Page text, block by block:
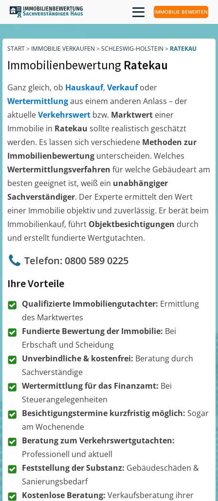
IMMOBILIE BEWERTEN
START> IMMOBILIE VERKAUFEN > SCHLESWIG-HOLSTEIN > RATEKAU
Immobilienbewertung Ratekau
Ganz gleich, ob Hauskauf, Verkaufoder
Wertermittlungaus einem anderen Anlass – der
aktuelleVerkehrswert bzw. Marktwert einer
Immobilie in Ratekau sollte realistisch geschätzt
werden. Es lassen sich verschiedene Methoden zur
Immobilienbewertung unterscheiden. Welches
Wertermittlungsverfahren für welche Gebäudeart am
besten geeignet ist, weiß ein unabhängiger
Sachverständiger. Der Experte ermittelt den Wert
einer Immobilie objektiv und zuverlässig. Er berät beim
Immobilienkauf, führt Objektbesichtigungen durch
und erstellt fundierte Wertgutachten.
Telefon: 0800 589 0225
Ihre Vorteile
Qualifizierte Immobiliengutachter: Ermittlung
des Marktwertes
Fundierte Bewertung der Immobilie: Bei
Erbschaft und Scheidung
Unverbindliche & kostenfrei: Beratung durch
Sachverständige
Wertermittlung für das Finanzamt: Bei
Steuerangelegenheiten
Besichtigungstermine kurzfristig möglich: Sogar
am Wochenende
Beratung zum Verkehrswertgutachten:
Professionell und aktuell
Feststellung der Substanz: Gebäudeschäden &
Sanierungsbedarf
Kostenlose Beratung: Verkaufsberatung ihrer